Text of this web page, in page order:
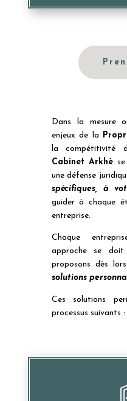
Dans la mesure
enjeux de la
la compétitivité
Cabinet Arkhè
une défense
spécifiques, à
guider à chaque
entreprise.
Chaque
approche se
proposons dès
solutions
Ces solutions
processus suivants :